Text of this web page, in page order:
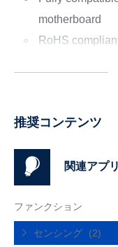
motherboard
RoHS
推奨コンテンツ
関連アプ
ファンクション
センシング (2)